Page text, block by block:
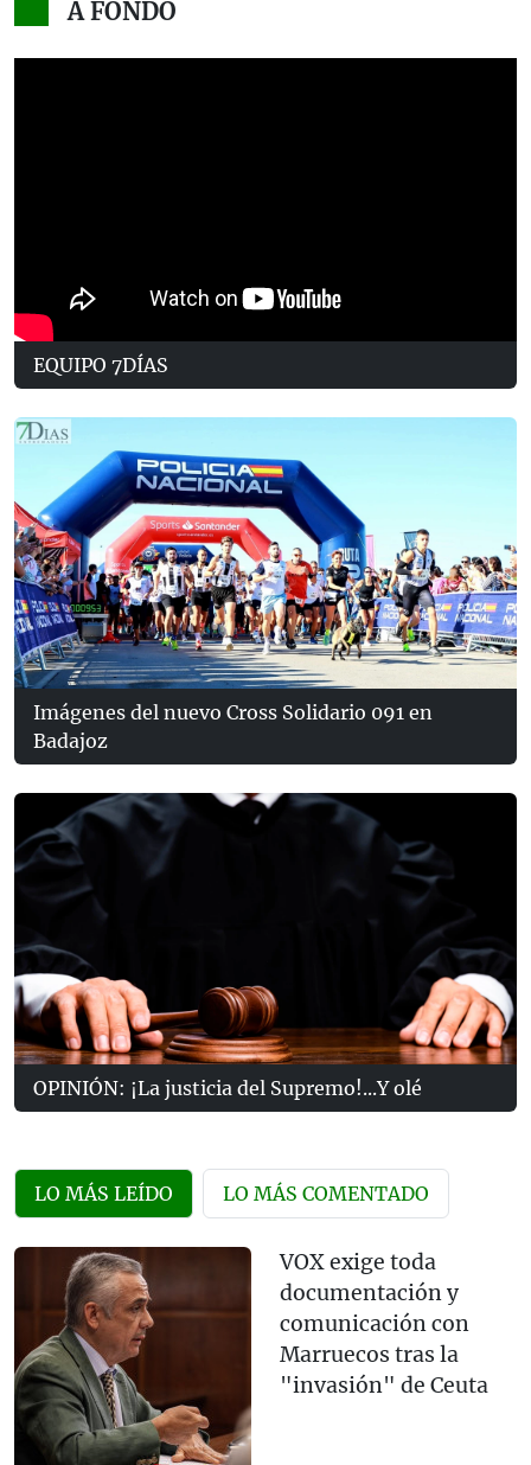
A FONDO
EQUIPO 7DÍAS
Imágenes del nuevo Cross Solidario 091 en
Badajoz
OPINIÓN: ¡La justicia del Supremo!...Y olé
LO MÁS LEÍDO LO MÁS COMENTADO
VOX exige toda
documentación y
comunicación con
Marruecos tras la
"invasión" de Ceuta